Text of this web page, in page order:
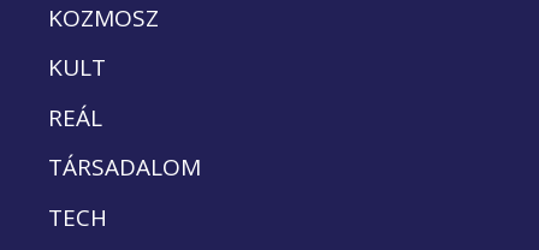
KOZMOSZ
KULT
REÁL
TÁRSADALOM
TECH